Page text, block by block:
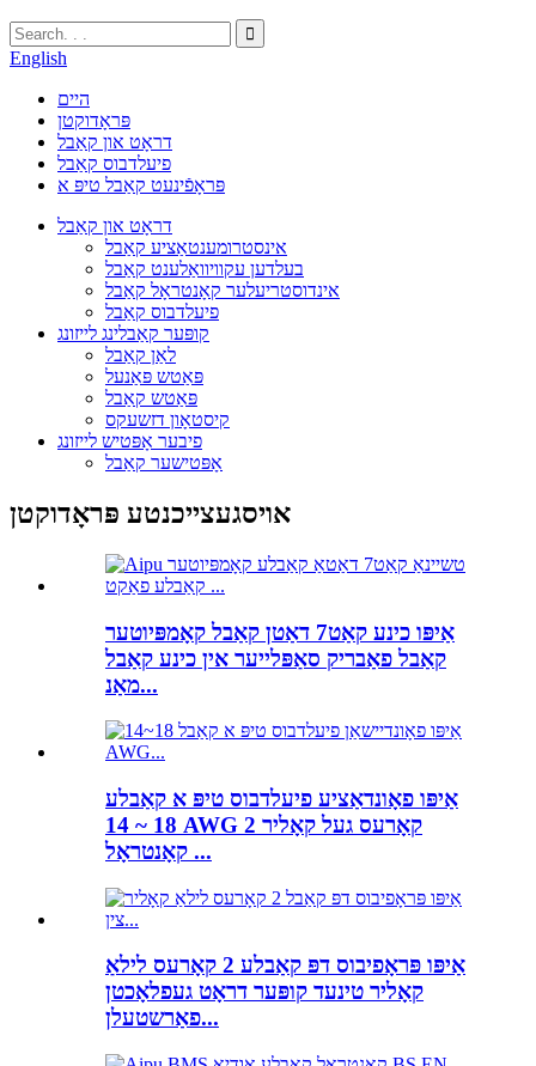
English
היים
פּראָדוקטן
דראָט און קאַבל
פיעלדבוס קאַבל
פּראָפֿינעט קאַבל טיפּ א
דראָט און קאַבל
אינסטרומענטאַציע קאַבל
בעלדען עקוויוואַלענט קאַבל
אינדוסטריעלער קאָנטראָל קאַבל
פיעלדבוס קאַבל
קופּער קאַבלינג לייזונג
לאַן קאַבל
פּאַטש פּאַנעל
פּאַטש קאַבל
קיסטאָון דזשעקס
פיבער אָפּטיש לייזונג
אָפּטישער קאַבל
אויסגעצייכנטע פּראָדוקטן
אַיפּו כינע קאַט7 דאַטן קאַבל קאָמפּיוטער
קאַבל פאַבריק סאַפּלייער אין כינע קאַבל
מאַנ...
אַיפּו פאָונדאַציע פיעלדבוס טיפּ א קאַבלע
18 ~ 14 AWG 2 קאָרעס געל קאָליר
קאָנטראָל ...
אַיפּו פּראָפיבוס דפּ קאַבלע 2 קאָרעס לילאַ
קאָליר טינעד קופּער דראָט געפלאָכטן
פאַרשטעלן...